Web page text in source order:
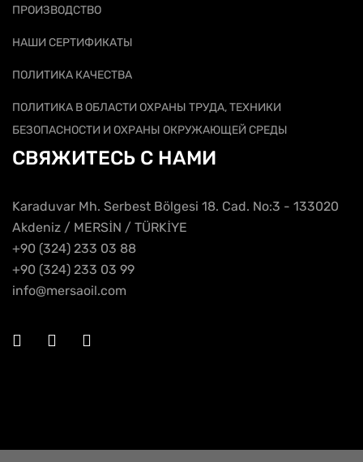
ПРОИЗВОДСТВО
НАШИ СЕРТИФИКАТЫ
ПОЛИТИКА КАЧЕСТВА
ПОЛИТИКА В ОБЛАСТИ ОХРАНЫ ТРУДА, ТЕХНИКИ
БЕЗОПАСНОСТИ И ОХРАНЫ ОКРУЖАЮЩЕЙ СРЕДЫ
СВЯЖИТЕСЬ С НАМИ
Karaduvar Mh. Serbest Bölgesi 18. Cad. No:3 - 133020
Akdeniz / MERSİN / TÜRKİYE
+90 (324) 233 03 88
+90 (324) 233 03 99
info@mersaoil.com